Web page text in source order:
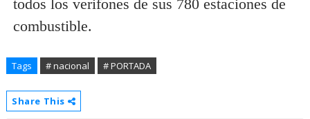
todos los verifones de sus 780 estaciones de
combustible.
Tags # nacional # PORTADA
Share This